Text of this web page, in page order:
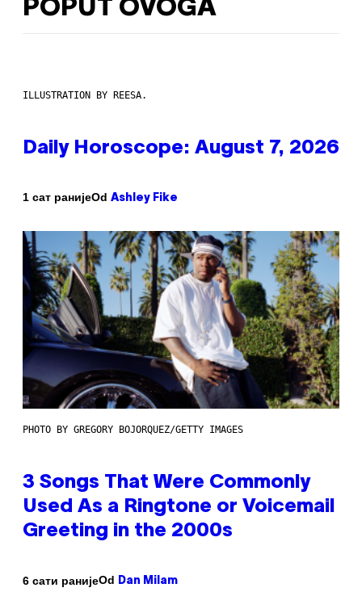
POPUT OVOGA
ILLUSTRATION BY REESA.
Daily Horoscope: August 7, 2026
1 сат ранијеOd Ashley Fike
PHOTO BY GREGORY BOJORQUEZ/GETTY IMAGES
3 Songs That Were Commonly
Used As a Ringtone or Voicemail
Greeting in the 2000s
6 сати ранијеOd Dan Milam